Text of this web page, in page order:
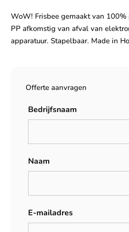
WoW! Frisbee gemaakt van 100%
PP afkomstig van afval van
apparatuur. Stapelbaar. Made in
Offerte aanvragen
Bedrijfsnaam
Naam
E-mailadres